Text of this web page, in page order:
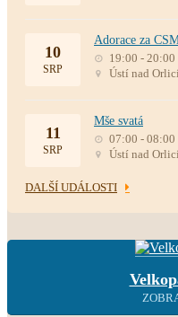
10
SRP
Adorace za
19:00 - 20:00
Ústí nad
11
SRP
Mše svatá
07:00 - 08:00
Ústí nad
DALŠÍ UDÁLOSTI